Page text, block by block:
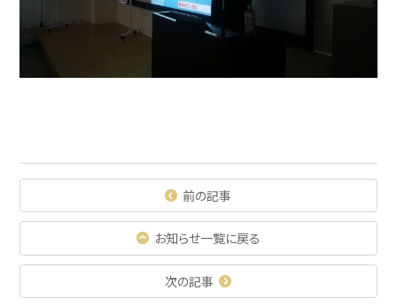
前の記事
お知らせ一覧に戻る
次の記事